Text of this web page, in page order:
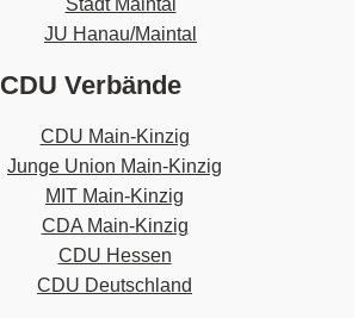
JU Hanau/Maintal
CDU Verbände
CDU Main-Kinzig
Junge Union Main-Kinzig
MIT Main-Kinzig
CDA Main-Kinzig
CDU Hessen
CDU Deutschland